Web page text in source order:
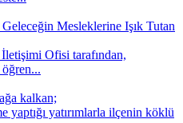
Mesleklerine Işık Tutan
Ofisi tarafından,
kalkan;
yatırımlarla ilçenin köklü